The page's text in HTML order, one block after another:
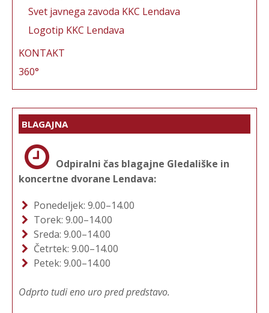
Svet javnega zavoda KKC Lendava
Logotip KKC Lendava
KONTAKT
360°
BLAGAJNA
Odpiralni čas blagajne Gledališke in
koncertne dvorane Lendava:
Ponedeljek: 9.00–14.00
Torek: 9.00–14.00
Sreda: 9.00–14.00
Četrtek: 9.00–14.00
Petek: 9.00–14.00
Odprto tudi eno uro pred predstavo.